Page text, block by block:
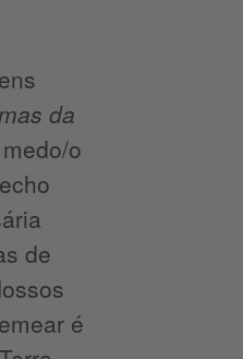
da
o
de
é